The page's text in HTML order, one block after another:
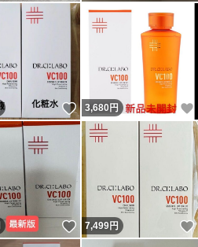
いいね！
3,680 円
いいね！
7,499円